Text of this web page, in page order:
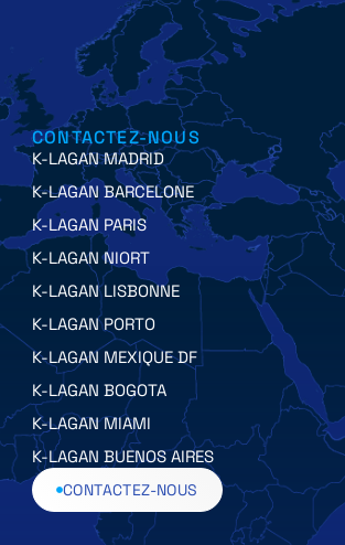
CONTACTEZ-NOUS
K-LAGAN MADRID
K-LAGAN BARCELONE
K-LAGAN PARIS
K-LAGAN NIORT
K-LAGAN LISBONNE
K-LAGAN PORTO
K-LAGAN MEXIQUE DF
K-LAGAN BOGOTA
K-LAGAN MIAMI
K-LAGAN BUENOS AIRES
CONTACTEZ-NOUS